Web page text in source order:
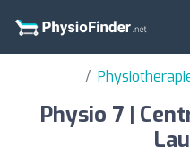
Physio 7 |